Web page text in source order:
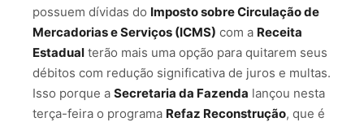
possuem dívidas do Imposto sobre Circulação de
Mercadorias e Serviços (ICMS) com a Receita
Estadual terão mais uma opção para quitarem seus
débitos com redução significativa de juros e multas.
Isso porque a Secretaria da Fazenda lançou nesta
terça-feira o programa Refaz Reconstrução, que é